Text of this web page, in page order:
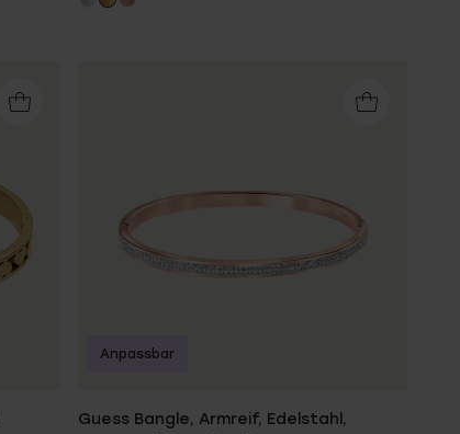
Guess Bangle, Armreif, Edelstahl,
Anpassbar